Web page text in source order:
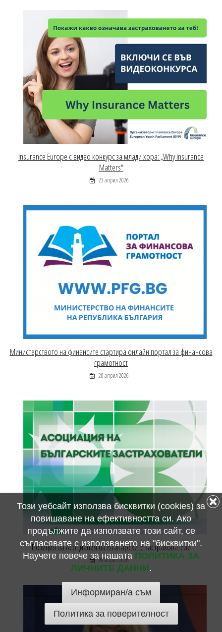
Insurance Europe с видео конкурс за млади хора: „Why Insurance
Matters“
23 април 2026
Министерството на финансите стартира онлайн портал за финансова
грамотност
20 април 2026
Позиция на Асоциация на българските застрахователи
09 април 2026
Този уебсайт използва бисквитки (cookies) за
повишаване на ефективността си. Ако
продължите да използвате този сайт, се
съгласявате с използването на "бисквитки".
Научете повече за нашата ПОЛИТИКА ЗА
ЛИЧНИТЕ ДАННИ.
Информиран/а съм
Политика за поверителност